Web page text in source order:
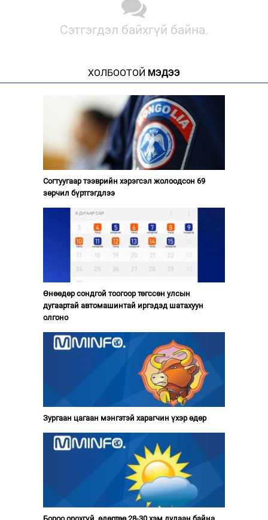
Сэтгэгдэл байхгүй байна.
ХОЛБООТОЙ МЭДЭЭ
Согтуугаар тээврийн хэрэгсэл жолоодсон 69
зөрчил бүртгэгдлээ
Өнөөдөр сондгой тоогоор төгссөн улсын
дугаартай автомашинтай иргэдэд шатахуун
олгоно
Зургаан цагаан мэнгэтэй харагчин үхэр өдөр